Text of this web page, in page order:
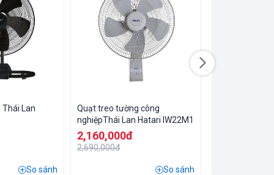
Lan
So sánh
Quạt treo tường công
nghiệpThái Lan Hatari IW22M1
2,160,000đ
2,690,000đ
So sánh